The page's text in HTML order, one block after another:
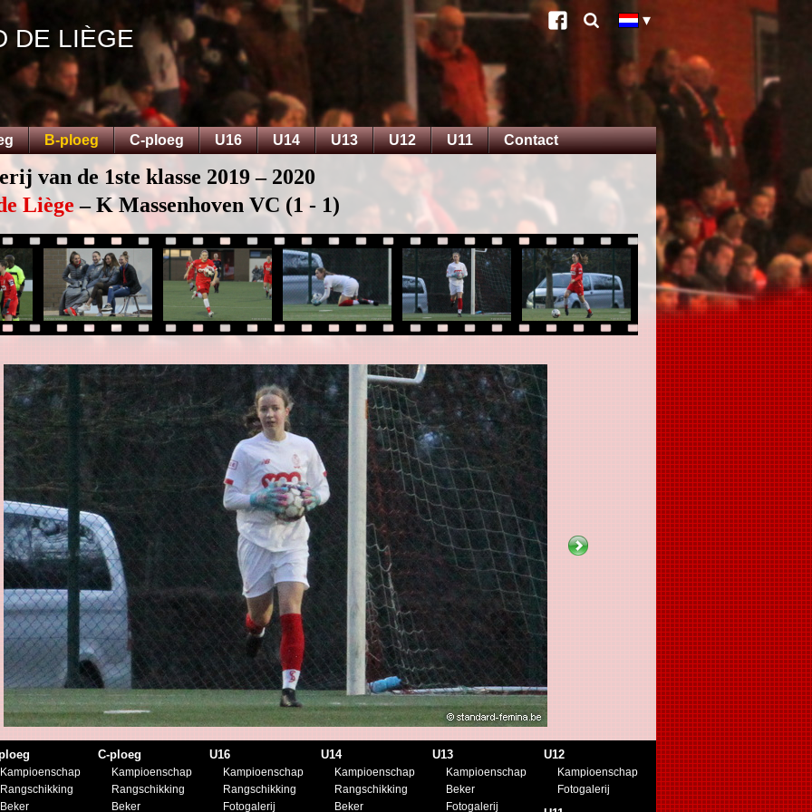
DE LIÈGE
B-ploeg C-ploeg U16 U14 U13 U12 U11 Contact
van de 1ste klasse 2019 – 2020
Liège– K Massenhoven VC (1 - 1)
Kampioenschap
Rangschikking
Beker
C-ploeg
Kampioenschap
Rangschikking
Beker
U16
Kampioenschap
Rangschikking
Fotogalerij
U14
Kampioenschap
Rangschikking
Beker
U13
Kampioenschap
Beker
Fotogalerij
U12
Kampioenschap
Fotogalerij